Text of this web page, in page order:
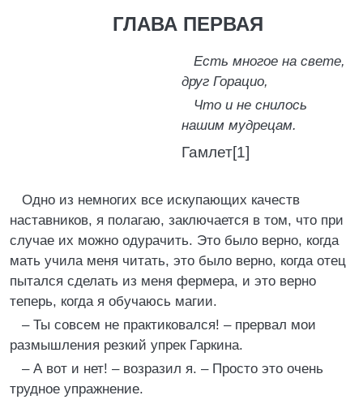
ГЛАВА ПЕРВАЯ
Есть многое на свете,
друг Горацио,
Что и не снилось
нашим мудрецам.
Гамлет[1]
Одно из немногих все искупающих качеств
наставников, я полагаю, заключается в том, что при
случае их можно одурачить. Это было верно, когда
мать учила меня читать, это было верно, когда отец
пытался сделать из меня фермера, и это верно
теперь, когда я обучаюсь магии.
– Ты совсем не практиковался! – прервал мои
размышления резкий упрек Гаркина.
– А вот и нет! – возразил я. – Просто это очень
трудное упражнение.